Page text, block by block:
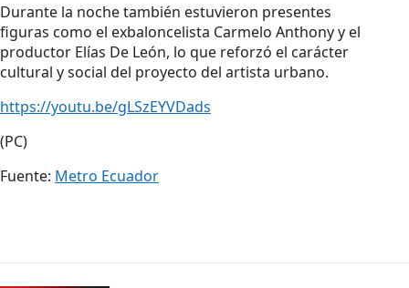
Durante la noche también estuvieron presentes
figuras como el exbaloncelista Carmelo Anthony y el
productor Elías De León, lo que reforzó el carácter
cultural y social del proyecto del artista urbano.
https://youtu.be/gLSzEYVDads
(PC)
Fuente: Metro Ecuador